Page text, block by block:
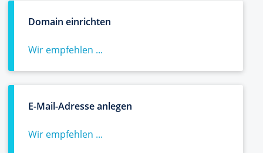
Domain einrichten
Wir empfehlen ...
E-Mail-Adresse anlegen
Wir empfehlen ...